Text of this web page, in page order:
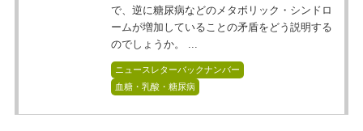
で、逆に糖尿病などのメタボリック・シンドロ
ームが増加していることの矛盾をどう説明する
のでしょうか。 ...
ニュースレターバックナンバー
血糖・乳酸・糖尿病